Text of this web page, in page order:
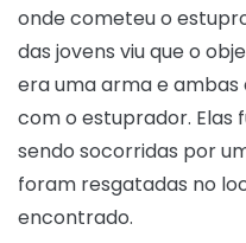
onde cometeu o
das jovens viu que o
era uma arma e
com o estuprador. Elas
sendo socorridas por
foram resgatadas no
encontrado.